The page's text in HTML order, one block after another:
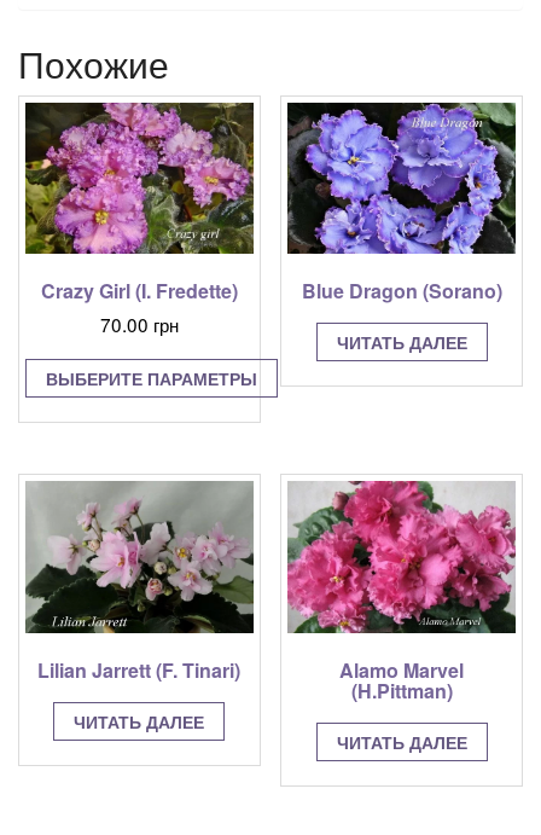
Похожие
Crazy Girl (I. Fredette)
70.00 грн
ВЫБЕРИТЕ ПАРАМЕТРЫ
Этот
имеет
несколько
вариаций.
Опции
можно
выбрать
на
товара.
Blue Dragon (Sorano)
ЧИТАТЬ ДАЛЕЕ
Lilian Jarrett (F. Tinari)
ЧИТАТЬ ДАЛЕЕ
Alamo Marvel
(H.Pittman)
ЧИТАТЬ ДАЛЕЕ